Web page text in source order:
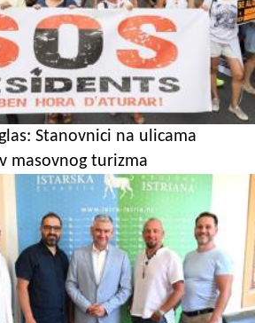
Stanovnici na ulicama
masovnog turizma